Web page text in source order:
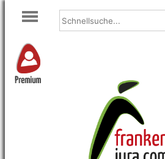
Premium